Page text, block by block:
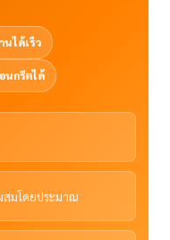
นได้เร็ว
นกรีตได้
สมโดยประมาณ